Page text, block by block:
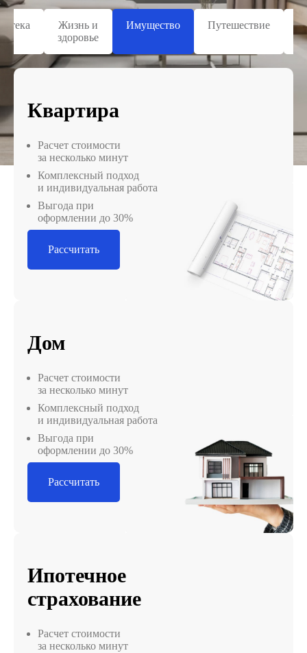
Жизнь и
здоровье
Имущество Путешествие
Квартира
Расчет стоимости
за несколько минут
Комплексный подход
и индивидуальная работа
Выгода при
оформлении до 30%
Рассчитать
Дом
Расчет стоимости
за несколько минут
Комплексный подход
и индивидуальная работа
Выгода при
оформлении до 30%
Рассчитать
Ипотечное
страхование
Расчет стоимости
за несколько минут